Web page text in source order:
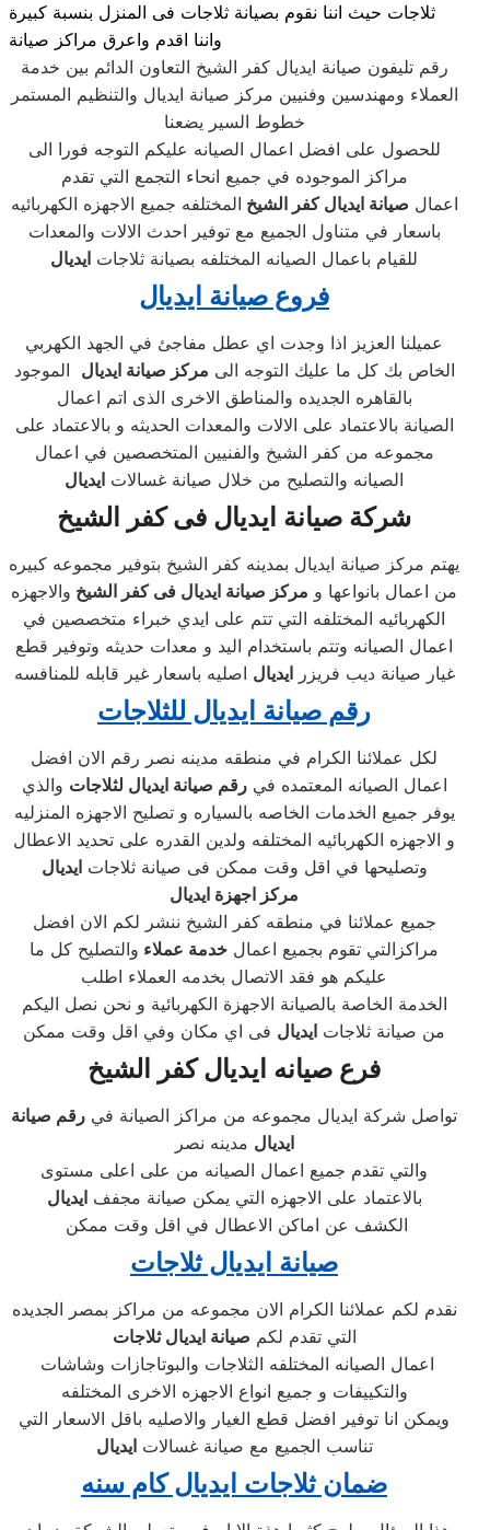
ثلاجات حيث اننا نقوم بصيانة ثلاجات فى المنزل بنسبة كبيرة
واننا اقدم واعرق مراكز صيانة
رقم تليفون صيانة ايديال كفر الشيخ التعاون الدائم بين خدمة
العملاء ومهندسين وفنيين مركز صيانة ايديال والتنظيم المستمر
خطوط السير يضعنا
للحصول على افضل اعمال الصيانه عليكم التوجه فورا الى
مراكز الموجوده في جميع انحاء التجمع التي تقدم
اعمال صيانة ايديال كفر الشيخ المختلفه جميع الاجهزه الكهربائيه
باسعار في متناول الجميع مع توفير احدث الالات والمعدات
للقيام باعمال الصيانه المختلفه بصيانة ثلاجات ايديال
فروع صيانة ايديال
عميلنا العزيز اذا وجدت اي عطل مفاجئ في الجهد الكهربي
الخاص بك كل ما عليك التوجه الى مركز صيانة ايديال الموجود
بالقاهره الجديده والمناطق الاخرى الذى اتم اعمال
الصيانة بالاعتماد على الالات والمعدات الحديثه و بالاعتماد على
مجموعه من كفر الشيخ والفنيين المتخصصين في اعمال
الصيانه والتصليح من خلال صيانة غسالات ايديال
شركة صيانة ايديال فى كفر الشيخ
يهتم مركز صيانة ايديال بمدينه كفر الشيخ بتوفير مجموعه كبيره
من اعمال بانواعها و مركز صيانة ايديال فى كفر الشيخ والاجهزه
الكهربائيه المختلفه التي تتم على ايدي خبراء متخصصين في
اعمال الصيانه وتتم باستخدام اليد و معدات حديثه وتوفير قطع
غيار صيانة ديب فريزرايديال اصليه باسعار غير قابله للمنافسه
رقم صيانة ايديال للثلاجات
لكل عملائنا الكرام في منطقه مدينه نصر رقم الان افضل
اعمال الصيانه المعتمده فيرقم صيانة ايديال لثلاجات والذي
يوفر جميع الخدمات الخاصه بالسياره و تصليح الاجهزه المنزليه
و الاجهزه الكهربائيه المختلفه ولدين القدره على تحديد الاعطال
وتصليحها في اقل وقت ممكن فى صيانة ثلاجاتايديال
مركز اجهزة ايديال
جميع عملائنا في منطقه كفر الشيخ ننشر لكم الان افضل
مراكزالتي تقوم بجميع اعمال خدمة عملاء والتصليح كل ما
عليكم هو فقد الاتصال بخدمه العملاء اطلب
الخدمة الخاصة بالصيانة الاجهزة الكهربائية و نحن نصل اليكم
من صيانة ثلاجات ايديال فى اي مكان وفي اقل وقت ممكن
فرع صيانه ايديال كفر الشيخ
تواصل شركة ايديال مجموعه من مراكز الصيانة في رقم صيانة
ايديال مدينه نصر
والتي تقدم جميع اعمال الصيانه من على اعلى مستوى
بالاعتماد على الاجهزه التي يمكن صيانة مجففايديال
الكشف عن اماكن الاعطال في اقل وقت ممكن
صيانة ايديال ثلاجات
نقدم لكم عملائنا الكرام الان مجموعه من مراكز بمصر الجديده
التي تقدم لكم صيانة ايديال ثلاجات
والتكييفات و جميع انواع الاجهزه الاخرى المختلفه
ويمكن انا توفير افضل قطع الغيار والاصليه باقل الاسعار التي
تناسب الجميع مع صيانة غسالاتايديال
ضمان ثلاجات ايديال كام سنه